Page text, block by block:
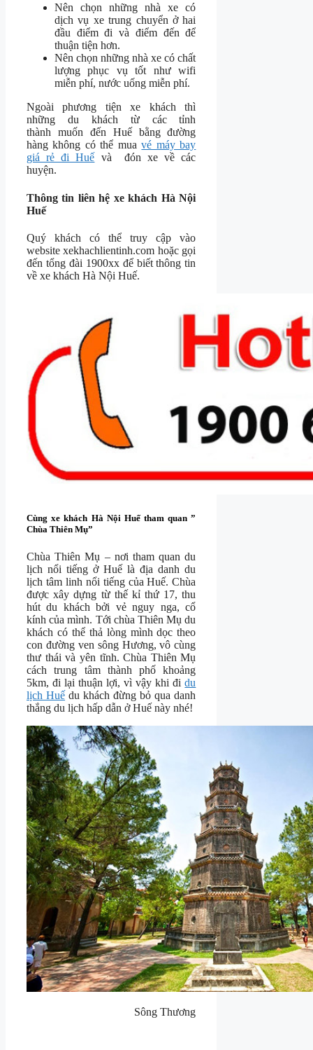
Nên chọn những nhà xe có
dịch vụ xe trung chuyển ở hai
đầu điểm đi và điểm đến để
thuận tiện hơn.
Nên chọn những nhà xe có chất
lượng phục vụ tốt như wifi
miễn phí, nước uống miễn phí.
Ngoài phương tiện xe khách thì
những du khách từ các tỉnh
thành muốn đến Huế bằng đường
hàng không có thể muavé máy bay
giá rẻ đi Huế và đón xe về các
huyện.
Thông tin liên hệ xe khách Hà Nội
Huế
Quý khách có thể truy cập vào
website xekhachlientinh.com hoặc gọi
đến tổng đài 1900xx để biết thông tin
về xe khách Hà Nội Huế.
Cùng xe khách Hà Nội Huế tham quan ”
Chùa Thiên Mụ”
Chùa Thiên Mụ – nơi tham quan du
lịch nổi tiếng ở Huế là địa danh du
lịch tâm linh nổi tiếng của Huế. Chùa
được xây dựng từ thế kỉ thứ 17, thu
hút du khách bởi vẻ nguy nga, cổ
kính của mình. Tới chùa Thiên Mụ du
khách có thể thả lòng mình dọc theo
con đường ven sông Hương, vô cùng
thư thái và yên tĩnh. Chùa Thiên Mụ
cách trung tâm thành phố khoảng
5km, đi lại thuận lợi, vì vậy khi đidu
lịch Huế du khách đừng bỏ qua danh
thắng du lịch hấp dẫn ở Huế này nhé!
Sông Thương